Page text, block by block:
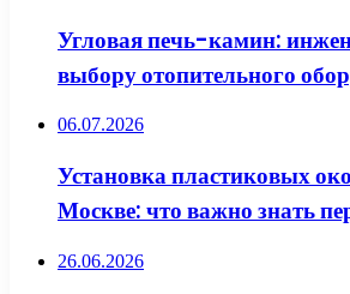
Угловая печь-камин:
выбору отопительного
06.07.2026
Установка пластиковых
Москве: что важно знать
26.06.2026